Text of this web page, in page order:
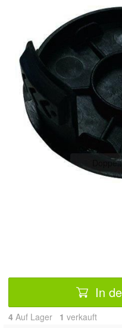
In
4 Auf Lager 1 verkauft